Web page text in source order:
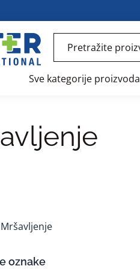
Sve kategorije proizvoda
Mršavljenje
oznake